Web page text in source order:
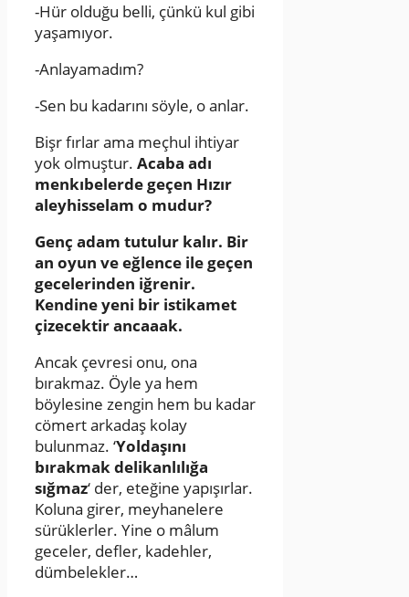
-Hür olduğu belli, çünkü kul gibi
yaşamıyor.
-Anlayamadım?
-Sen bu kadarını söyle, o anlar.
Bişr fırlar ama meçhul ihtiyar
yok olmuştur. Acaba adı
menkıbelerde geçen Hızır
aleyhisselam o mudur?
Genç adam tutulur kalır. Bir
an oyun ve eğlence ile geçen
gecelerinden iğrenir.
Kendine yeni bir istikamet
çizecektir ancaaak.
Ancak çevresi onu, ona
bırakmaz. Öyle ya hem
böylesine zengin hem bu kadar
cömert arkadaş kolay
bulunmaz. ‘Yoldaşını
bırakmak delikanlılığa
sığmaz‘ der, eteğine yapışırlar.
Koluna girer, meyhanelere
sürüklerler. Yine o mâlum
geceler, defler, kadehler,
dümbelekler…